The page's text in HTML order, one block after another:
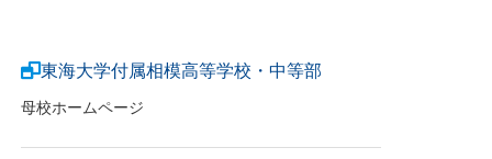
東海大学付属相模高等学校・中等部
母校ホームページ